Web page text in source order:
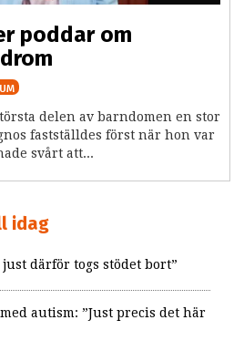
poddar om
delen av barndomen en stor
fastställdes först när hon var
svårt att...
idag
just därför togs stödet bort”
autism: ”Just precis det här